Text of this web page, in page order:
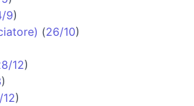
9)
(26/10)
12)
)
)